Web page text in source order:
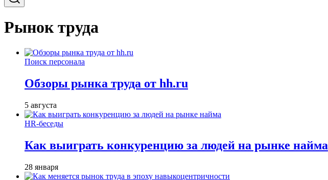
Рынок труда
Поиск персонала
Обзоры рынка труда от hh.ru
5 августа
HR-беседы
Как выиграть конкуренцию за людей на рынке найма
28 января